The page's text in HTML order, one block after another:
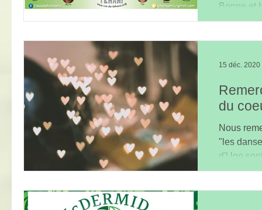
Bonne et
vous...
du
Nous
"les
d'Ugo
(voir...
15 déc. 2020